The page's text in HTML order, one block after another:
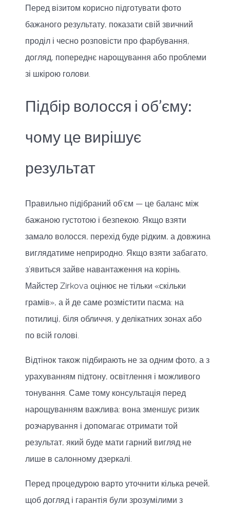
Перед візитом корисно підготувати фото
бажаного результату, показати свій звичний
проділ і чесно розповісти про фарбування,
догляд, попереднє нарощування або проблеми
зі шкірою голови.
Підбір волосся і об’єму:
чому це вирішує
результат
Правильно підібраний об’єм — це баланс між
бажаною густотою і безпекою. Якщо взяти
замало волосся, перехід буде рідким, а довжина
виглядатиме неприродно. Якщо взяти забагато,
з’явиться зайве навантаження на корінь.
Майстер Zirkova оцінює не тільки «скільки
грамів», а й де саме розмістити пасма: на
потилиці, біля обличчя, у делікатних зонах або
по всій голові.
Відтінок також підбирають не за одним фото, а з
урахуванням підтону, освітлення і можливого
тонування. Саме тому консультація перед
нарощуванням важлива: вона зменшує ризик
розчарування і допомагає отримати той
результат, який буде мати гарний вигляд не
лише в салонному дзеркалі.
Перед процедурою варто уточнити кілька речей,
щоб догляд і гарантія були зрозумілими з